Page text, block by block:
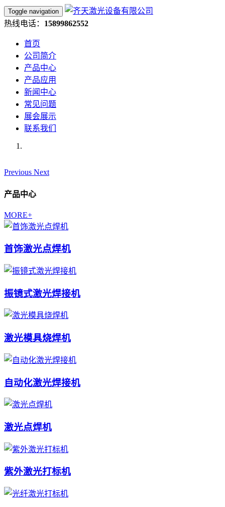
Toggle navigation
热线电话： 15899862552
首页
公司简介
产品中心
产品应用
新闻中心
常见问题
展会展示
联系我们
Previous Next
产品中心
MORE+
首饰激光点焊机
振镜式激光焊接机
激光模具烧焊机
自动化激光焊接机
激光点焊机
紫外激光打标机